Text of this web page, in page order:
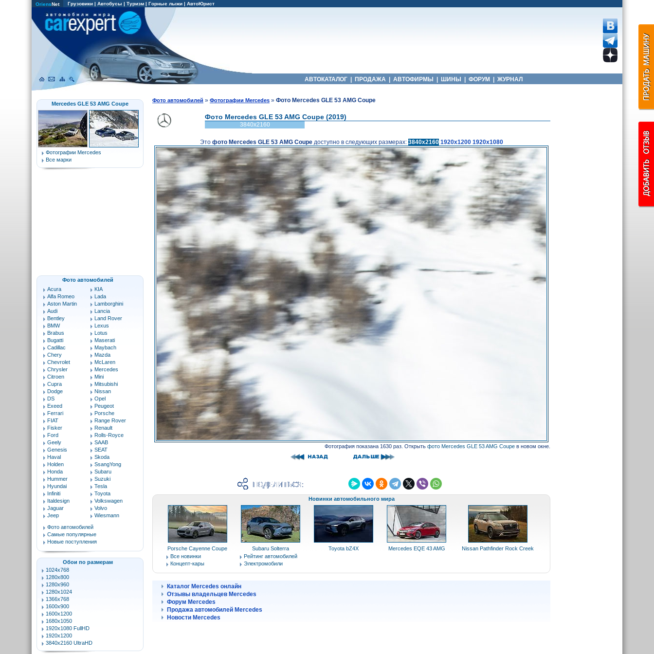
OriensNet Грузовики | Автобусы | Туризм | Горные лыжи | АвтоЮрист
АВТОКАТАЛОГ ПРОДАЖА АВТОФИРМЫ ШИНЫ ФОРУМ ЖУРНАЛ
Mercedes GLE 53 AMG Coupe
Фотографии Mercedes
Все марки
Фото автомобилей
Acura
Alfa Romeo
Aston Martin
Audi
Bentley
BMW
Brabus
Bugatti
Cadillac
Chery
Chevrolet
Chrysler
Citroen
Cupra
Dodge
DS
Exeed
Ferrari
FIAT
Fisker
Ford
Geely
Genesis
Haval
Holden
Honda
Hummer
Hyundai
Infiniti
Italdesign
Jaguar
Jeep
KIA
Lada
Lamborghini
Lancia
Land Rover
Lexus
Lotus
Maserati
Maybach
Mazda
McLaren
Mercedes
Mini
Mitsubishi
Nissan
Opel
Peugeot
Porsche
Range Rover
Renault
Rolls-Royce
SAAB
SEAT
Skoda
SsangYong
Subaru
Suzuki
Tesla
Toyota
Volkswagen
Volvo
Wiesmann
Фото автомобилей
Самые популярные
Новые поступления
Обои по размерам
1024x768
1280x800
1280x960
1280x1024
1366x768
1600x900
1600x1200
1680x1050
1920x1080 FullHD
1920x1200
3840x2160 UltraHD
Фото автомобилей » Фотографии Mercedes » Фото Mercedes GLE 53 AMG Coupe
Фото Mercedes GLE 53 AMG Coupe (2019)
3840x2160
Это фото Mercedes GLE 53 AMG Coupeдоступно в следующих размерах: 3840x2160 1920x1200 1920x1080
Фотография показана 1630 раз. Открыть фото Mercedes GLE 53 AMG Coupe в новом окне.
Новинки автомобильного мира
Porsche Cayenne Coupe Subaru Solterra Toyota bZ4X Mercedes EQE 43 AMG
Nissan Pathfinder Rock Creek
Все новинки
Концепт-кары
Рейтинг автомобилей
Электромобили
Каталог Mercedes онлайн
Отзывы владельцев Mercedes
Форум Mercedes
Продажа автомобилей Mercedes
Новости Mercedes